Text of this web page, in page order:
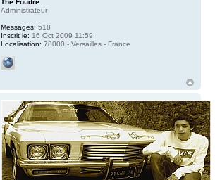
The Foudre
Administrateur
Messages: 518
Inscrit le: 16 Oct 2009 11:59
Localisation: 78000 - Versailles - France